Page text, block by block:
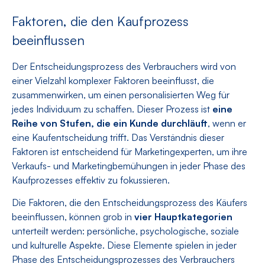
Faktoren, die den Kaufprozess
beeinflussen
Der Entscheidungsprozess des Verbrauchers wird von
einer Vielzahl komplexer Faktoren beeinflusst, die
zusammenwirken, um einen personalisierten Weg für
jedes Individuum zu schaffen. Dieser Prozess ist eine
Reihe von Stufen, die ein Kunde durchläuft, wenn er
eine Kaufentscheidung trifft. Das Verständnis dieser
Faktoren ist entscheidend für Marketingexperten, um ihre
Verkaufs- und Marketingbemühungen in jeder Phase des
Kaufprozesses effektiv zu fokussieren.
Die Faktoren, die den Entscheidungsprozess des Käufers
beeinflussen, können grob in vier Hauptkategorien
unterteilt werden: persönliche, psychologische, soziale
und kulturelle Aspekte. Diese Elemente spielen in jeder
Phase des Entscheidungsprozesses des Verbrauchers